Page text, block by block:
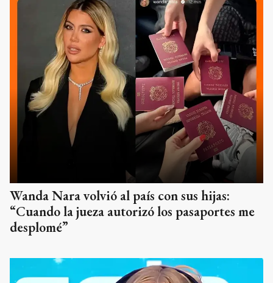
Wanda Nara volvió al país con sus hijas:
“Cuando la jueza autorizó los pasaportes me
desplomé”